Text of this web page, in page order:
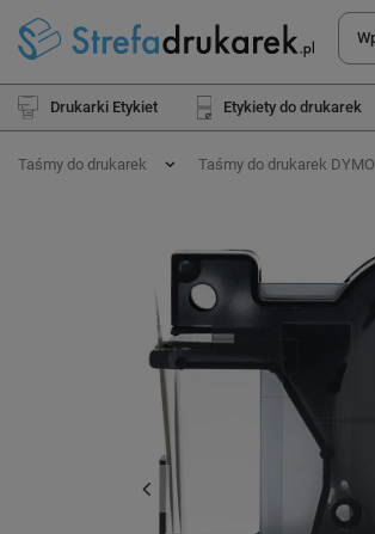
Drukarki Etykiet Etykiety do drukarek
Taśmy do drukarek Taśmy do drukarek DYMO